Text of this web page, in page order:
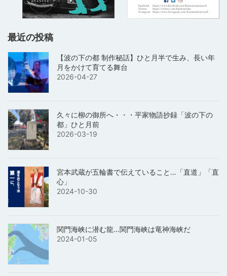
最近の投稿
【波の下の都 制作秘話】ひと月半で生み、長い年
月をかけて育てる舞台
2026-04-27
久々に柳の御所へ・・・平家物語抄録「波の下の
都」ひと月前
2026-03-19
宮本武蔵が五輪書で伝えていること…「直道」「直
心」
2024-10-30
関門海峡に潜む龍…関門海峡は竜神海峡だ
2024-01-05